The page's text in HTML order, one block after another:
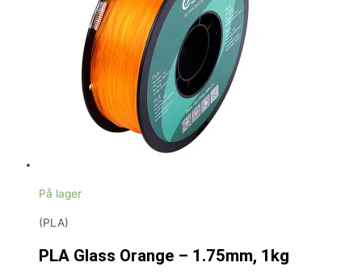
På lager
(PLA)
PLA Glass Orange – 1.75mm, 1kg